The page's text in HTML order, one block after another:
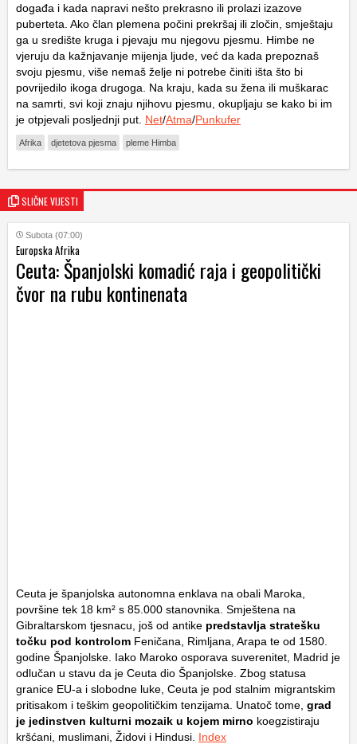
događa i kada napravi nešto prekrasno ili prolazi izazove
puberteta. Ako član plemena počini prekršaj ili zločin, smještaju
ga u središte kruga i pjevaju mu njegovu pjesmu. Himbe ne
vjeruju da kažnjavanje mijenja ljude, već da kada prepoznaš
svoju pjesmu, više nemaš želje ni potrebe činiti išta što bi
povrijedilo ikoga drugoga. Na kraju, kada su žena ili muškarac
na samrti, svi koji znaju njihovu pjesmu, okupljaju se kako bi im
je otpjevali posljednji put. Net/Atma/Punkufer
Afrika djetetova pjesma pleme Himba
SLIČNE VIJESTI
Subota (07:00)
Europska Afrika
Ceuta: Španjolski komadić raja i geopolitički
čvor na rubu kontinenata
Ceuta je španjolska autonomna enklava na obali Maroka,
površine tek 18 km² s 85.000 stanovnika. Smještena na
Gibraltarskom tjesnacu, još od antike predstavlja stratešku
točku pod kontrolom Feničana, Rimljana, Arapa te od 1580.
godine Španjolske. Iako Maroko osporava suverenitet, Madrid je
odlučan u stavu da je Ceuta dio Španjolske. Zbog statusa
granice EU-a i slobodne luke, Ceuta je pod stalnim migrantskim
pritisakom i teškim geopolitičkim tenzijama. Unatoč tome, grad
je jedinstven kulturni mozaik u kojem mirno koegzistiraju
kršćani, muslimani, Židovi i Hindusi. Index